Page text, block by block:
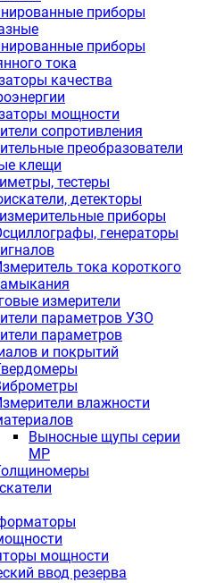
приборы
приборы
тока
качества
мощности
сопротивления
преобразователи
клещи
тестеры
детекторы
приборы
генераторы
тока короткого
измерители
параметров УЗО
параметров
и покрытий
влажности
Выносные щупы серии
МР
мощности
ввод резерва